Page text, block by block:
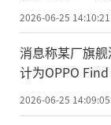
2026-06-25 14:10:21
消息称某厂旗
计为OPPO
2026-06-25 14:09:05